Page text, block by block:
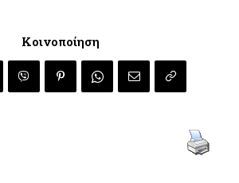
Κοινοποίηση